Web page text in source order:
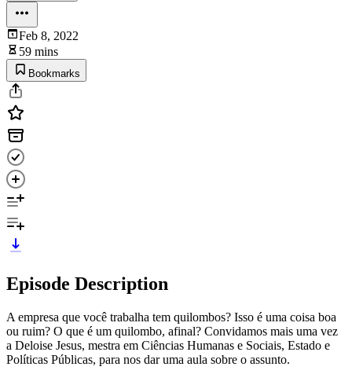
Feb 8, 2022
59 mins
Bookmarks
Episode Description
A empresa que você trabalha tem quilombos? Isso é uma coisa boa
ou ruim? O que é um quilombo, afinal? Convidamos mais uma vez
a Deloise Jesus, mestra em Ciências Humanas e Sociais, Estado e
Políticas Públicas, para nos dar uma aula sobre o assunto.